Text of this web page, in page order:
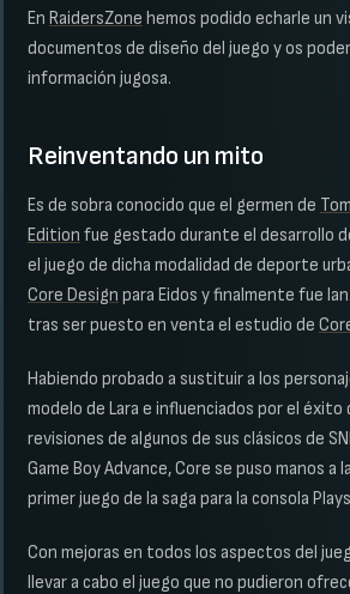
En RaidersZone hemos podido echarle un
documentos de diseño del juego y os
información jugosa.
Reinventando un mito
Es de sobra conocido que el germen de
Edition fue gestado durante el desarrollo
el juego de dicha modalidad de deporte
Core Design para Eidos y finalmente fue
tras ser puesto en venta el estudio de
Habiendo probado a sustituir a los
modelo de Lara e influenciados por el éxito
revisiones de algunos de sus clásicos de
Game Boy Advance, Core se puso manos a
primer juego de la saga para la consola
Con mejoras en todos los aspectos del
llevar a cabo el juego que no pudieron